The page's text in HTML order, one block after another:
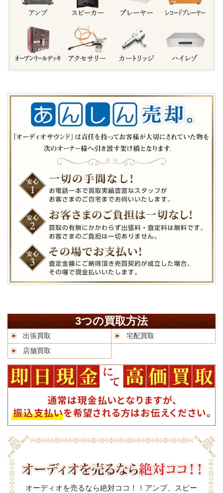
3つの買取方法
出張買取
宅配買取
店舗買取
オーディオを売るなら絶対ココ！！アンプ、スピー